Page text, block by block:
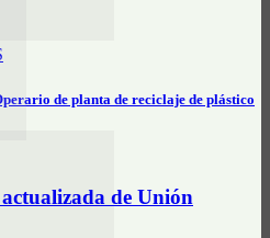
de planta de reciclaje de plástico
de Unión